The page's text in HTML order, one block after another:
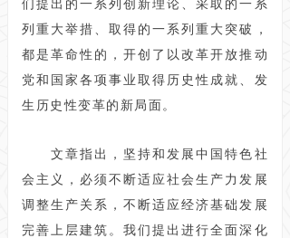
们提出的一系列创新理论、采取的一系
列重大举措、取得的一系列重大突破，
都是革命性的，开创了以改革开放推动
党和国家各项事业取得历史性成就、发
生历史性变革的新局面。
文章指出，坚持和发展中国特色社
会主义，必须不断适应社会生产力发展
调整生产关系，不断适应经济基础发展
完善上层建筑。我们提出进行全面深化